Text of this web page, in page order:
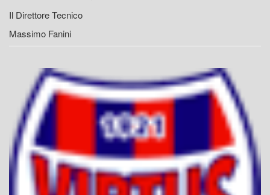
Il Direttore Tecnico
Massimo Fanini